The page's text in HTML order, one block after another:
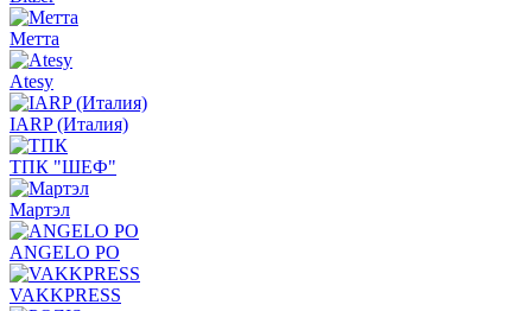
Метта
Atesy
IARP (Италия)
ТПК "ШЕФ"
Мартэл
ANGELO PO
VAKKPRESS